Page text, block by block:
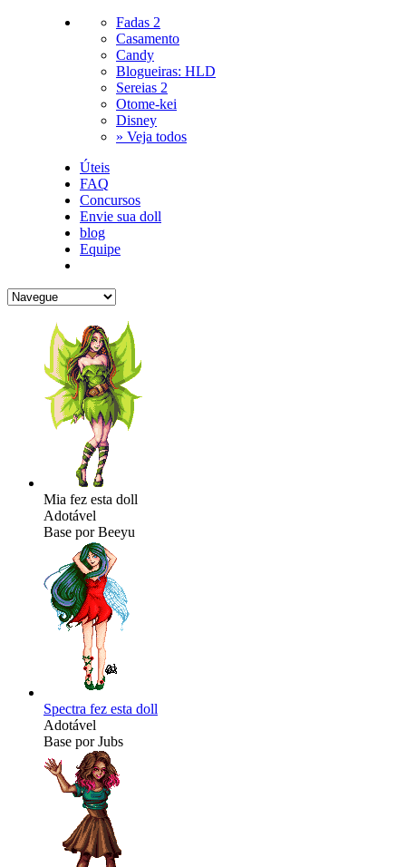
Fadas 2
Casamento
Candy
Blogueiras: HLD
Sereias 2
Otome-kei
Disney
» Veja todos
Úteis
FAQ
Concursos
Envie sua doll
blog
Equipe
Mia fez esta doll
Adotável
Base por Beeyu
Spectra fez esta doll
Adotável
Base por Jubs